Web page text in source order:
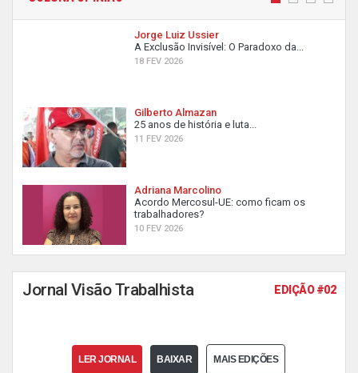
Jorge Luiz Ussier
A Exclusão Invisível: O Paradoxo da...
18 FEV 2026
Gilberto Almazan
25 anos de história e luta...
11 FEV 2026
Adriana Marcolino
Acordo Mercosul-UE: como ficam os
trabalhadores?
10 FEV 2026
Jornal Visão Trabalhista EDIÇÃO #02
LER JORNAL BAIXAR MAIS EDIÇÕES